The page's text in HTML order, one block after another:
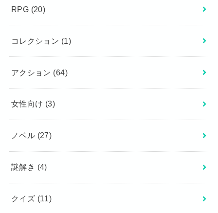
RPG (20)
コレクション (1)
アクション (64)
女性向け (3)
ノベル (27)
謎解き (4)
クイズ (11)